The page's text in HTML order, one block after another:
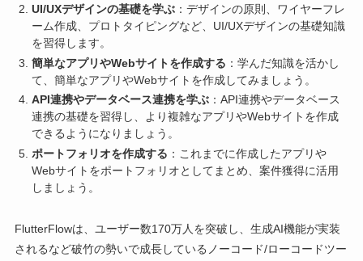
UI/UXデザインの基礎を学ぶ：デザインの原則、ワイヤーフレ
ーム作成、プロトタイピングなど、UI/UXデザインの基礎知識
を習得します。
簡単なアプリやWebサイトを作成する ：学んだ知識を活かし
て、簡単なアプリやWebサイトを作成してみましょう。
API連携やデータベース連携を学ぶ：API連携やデータベース
連携の基礎を習得し、より複雑なアプリやWebサイトを作成
できるようになりましょう。
ポートフォリオを作成する ：これまでに作成したアプリや
Webサイトをポートフォリオとしてまとめ、案件獲得に活用
しましょう。
FlutterFlowは、ユーザー数170万人を突破し、生成AI機能が実装
されるなど破竹の勢いで成長しているノーコード/ローコードツー